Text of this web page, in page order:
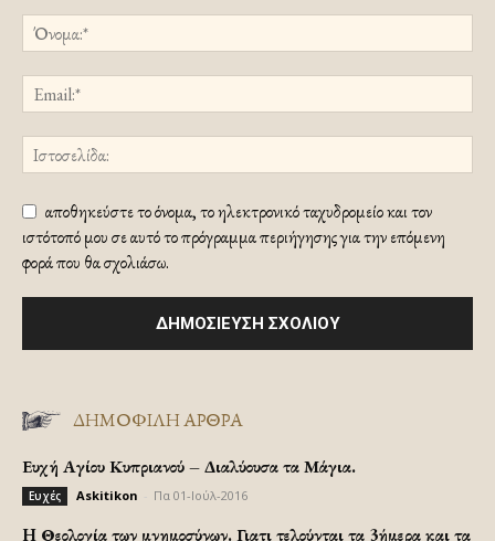
αποθηκεύστε το όνομα, το ηλεκτρονικό ταχυδρομείο και τον
ιστότοπό μου σε αυτό το πρόγραμμα περιήγησης για την επόμενη
φορά που θα σχολιάσω.
ΔΗΜΟΦΙΛΗ ΑΡΘΡΑ
Ευχή Αγίου Κυπριανού – Διαλύουσα τα Μάγια.
Ευχές Askitikon Πα 01-Ιούλ-2016
H Θεολογία των μνημοσύνων. Γιατι τελούνται τα 3ήμερα και τα